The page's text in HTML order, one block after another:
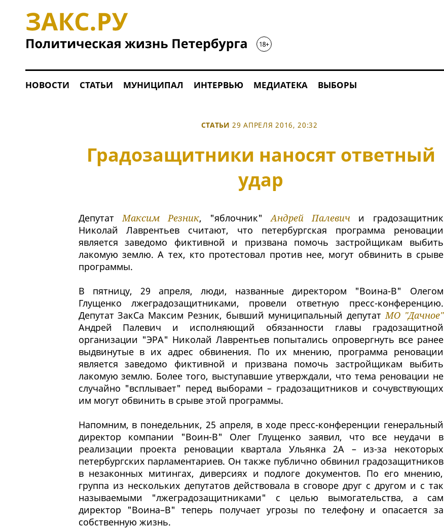
НОВОСТИ СТАТЬИ МУНИЦИПАЛ ИНТЕРВЬЮ МЕДИАТЕКА ВЫБОРЫ
СТАТЬИ 29 АПРЕЛЯ 2016, 20:32
Градозащитники наносят ответный
удар
ДепутатМаксим Резник, "яблочник"Андрей Палевич и градозащитник
Николай Лаврентьев считают, что петербургская программа реновации
является заведомо фиктивной и призвана помочь застройщикам выбить
лакомую землю. А тех, кто протестовал против нее, могут обвинить в срыве
программы.
В пятницу, 29 апреля, люди, названные директором "Воина-В" Олегом
Глущенко лжеградозащитниками, провели ответную пресс-конференцию.
Депутат ЗакСа Максим Резник, бывший муниципальный депутатМО "Дачное"
Андрей Палевич и исполняющий обязанности главы градозащитной
организации "ЭРА" Николай Лаврентьев попытались опровергнуть все ранее
выдвинутые в их адрес обвинения. По их мнению, программа реновации
является заведомо фиктивной и призвана помочь застройщикам выбить
лакомую землю. Более того, выступавшие утверждали, что тема реновации не
случайно "всплывает" перед выборами – градозащитников и сочувствующих
им могут обвинить в срыве этой программы.
Напомним, в понедельник, 25 апреля, в ходе пресс-конференции генеральный
директор компании "Воин-В" Олег Глущенко заявил, что все неудачи в
реализации проекта реновации квартала Ульянка 2А – из-за некоторых
петербургских парламентариев. Он также публично обвинил градозащитников
в незаконных митингах, диверсиях и подлоге документов. По его мнению,
группа из нескольких депутатов действовала в сговоре друг с другом и с так
называемыми "лжеградозащитниками" с целью вымогательства, а сам
директор "Воина–В" теперь получает угрозы по телефону и опасается за
собственную жизнь.